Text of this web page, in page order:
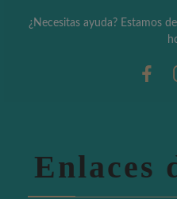
¿Necesitas ayuda? Estamos
Enlaces